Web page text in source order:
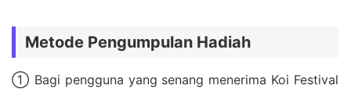
Metode Pengumpulan Hadiah
① Bagi pengguna yang senang menerima Koi Festival